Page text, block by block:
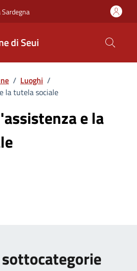
di Seui
/ Luoghi /
la tutela sociale
e la